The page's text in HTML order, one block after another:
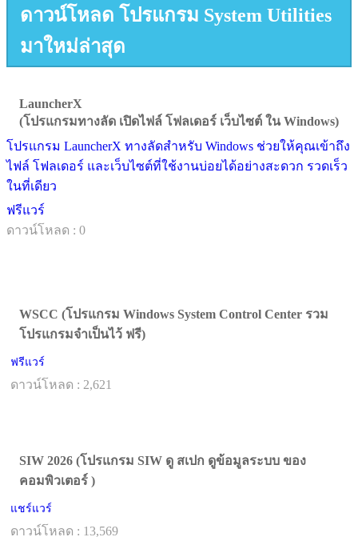
ดาวน์โหลด โปรแกรม System Utilities
มาใหม่ล่าสุด
LauncherX
(โปรแกรมทางลัด เปิดไฟล์ โฟลเดอร์ เว็บไซต์ ใน Windows)
โปรแกรม LauncherX ทางลัดสำหรับ Windows ช่วยให้คุณเข้าถึง
ไฟล์ โฟลเดอร์ และเว็บไซต์ที่ใช้งานบ่อยได้อย่างสะดวก รวดเร็ว
ในที่เดียว
ฟรีแวร์
ดาวน์โหลด : 0
WSCC (โปรแกรม Windows System Control Center รวม
โปรแกรมจำเป็นไว้ ฟรี)
ฟรีแวร์
ดาวน์โหลด : 2,621
SIW 2026 (โปรแกรม SIW ดู สเปก ดูข้อมูลระบบ ของ
คอมพิวเตอร์ )
แชร์แวร์
ดาวน์โหลด : 13,569